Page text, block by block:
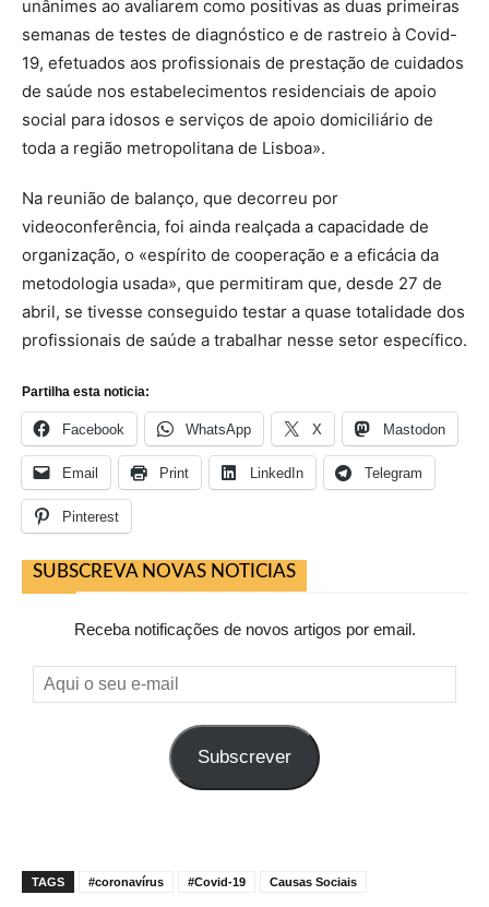
unânimes ao avaliarem como positivas as duas primeiras
semanas de testes de diagnóstico e de rastreio à Covid-
19, efetuados aos profissionais de prestação de cuidados
de saúde nos estabelecimentos residenciais de apoio
social para idosos e serviços de apoio domiciliário de
toda a região metropolitana de Lisboa».
Na reunião de balanço, que decorreu por
videoconferência, foi ainda realçada a capacidade de
organização, o «espírito de cooperação e a eficácia da
metodologia usada», que permitiram que, desde 27 de
abril, se tivesse conseguido testar a quase totalidade dos
profissionais de saúde a trabalhar nesse setor específico.
Partilha esta noticia:
Facebook WhatsApp X Mastodon
Email Print LinkedIn Telegram
Pinterest
SUBSCREVA NOVAS NOTICIAS
Receba notificações de novos artigos por email.
Aqui
o
Subscrever
TAGS #coronavírus #Covid-19 Causas Sociais